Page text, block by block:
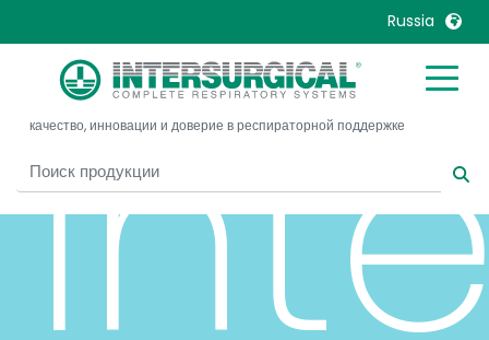
Russia
United Kingdom
United States
Belgique, Français
Canada, Français
Italia
Malaysia
Mexico
Nederlands
качество, инновации и доверие в респираторной поддержке